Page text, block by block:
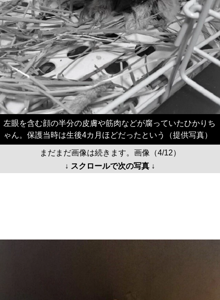
左眼を含む顔の半分の皮膚や筋肉などが腐っていたひかりち
ゃん。保護当時は生後4カ月ほどだったという（提供写真）
まだまだ画像は続きます。画像（4/12）
↓ スクロールで次の写真 ↓